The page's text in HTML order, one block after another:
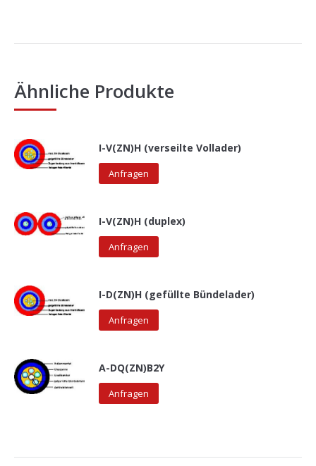
Ähnliche Produkte
I-V(ZN)H (verseilte Vollader)
Anfragen
I-V(ZN)H (duplex)
Anfragen
I-D(ZN)H (gefüllte Bündelader)
Anfragen
A-DQ(ZN)B2Y
Anfragen